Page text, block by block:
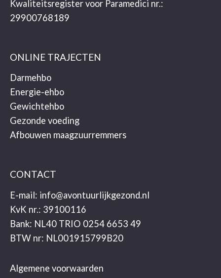
Kwaliteitsregister voor Paramedici nr.:
29900768189
ONLINE TRAJECTEN
Darmehbo
Energie-ehbo
Gewichtehbo
Gezonde voeding
Afbouwen maagzuurremmers
CONTACT
E-mail: info@avontuurlijkgezond.nl
KvK nr.: 39100116
Bank: NL40 TRIO 0254 6653 49
BTW nr: NL001915799B20
Algemene voorwaarden